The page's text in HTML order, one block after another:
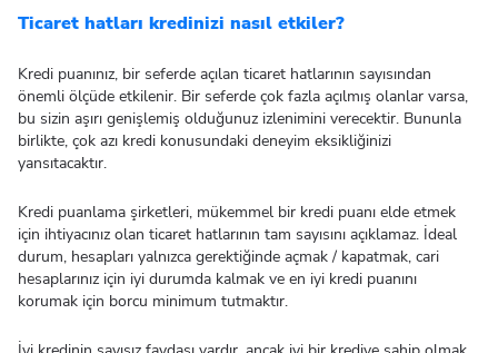
Ticaret hatları kredinizi nasıl etkiler?
Kredi puanınız, bir seferde açılan ticaret hatlarının sayısından
önemli ölçüde etkilenir. Bir seferde çok fazla açılmış olanlar varsa,
bu sizin aşırı genişlemiş olduğunuz izlenimini verecektir. Bununla
birlikte, çok azı kredi konusundaki deneyim eksikliğinizi
yansıtacaktır.
Kredi puanlama şirketleri, mükemmel bir kredi puanı elde etmek
için ihtiyacınız olan ticaret hatlarının tam sayısını açıklamaz. İdeal
durum, hesapları yalnızca gerektiğinde açmak / kapatmak, cari
hesaplarınız için iyi durumda kalmak ve en iyi kredi puanını
korumak için borcu minimum tutmaktır.